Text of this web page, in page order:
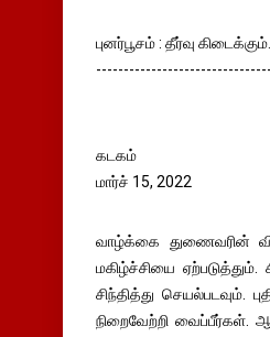
புனர்பூசம் : தீர்வு கிடைக்கும்.
கடகம்
மார்ச் 15, 2022
வாழ்க்கை துணைவரின்
மகிழ்ச்சியை
சிந்தித்து செயல்படவும்.
நிறைவேற்றி வைப்பீர்கள்.